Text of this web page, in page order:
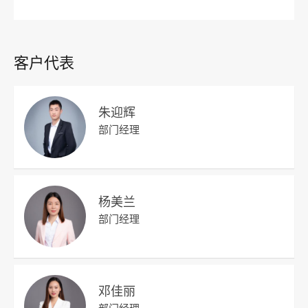
客户代表
朱迎辉
部门经理
杨美兰
部门经理
邓佳丽